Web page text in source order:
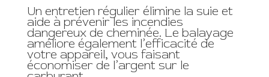
Un entretien régulier élimine la suie et
aide à prévenir les incendies
dangereux de cheminée. Le balayage
améliore également l’efficacité de
votre appareil, vous faisant
économiser de l’argent sur le